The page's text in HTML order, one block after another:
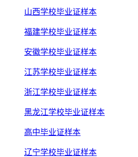
山西学校毕业证样本
福建学校毕业证样本
安徽学校毕业证样本
江苏学校毕业证样本
浙江学校毕业证样本
黑龙江学校毕业证样本
高中毕业证样本
辽宁学校毕业证样本